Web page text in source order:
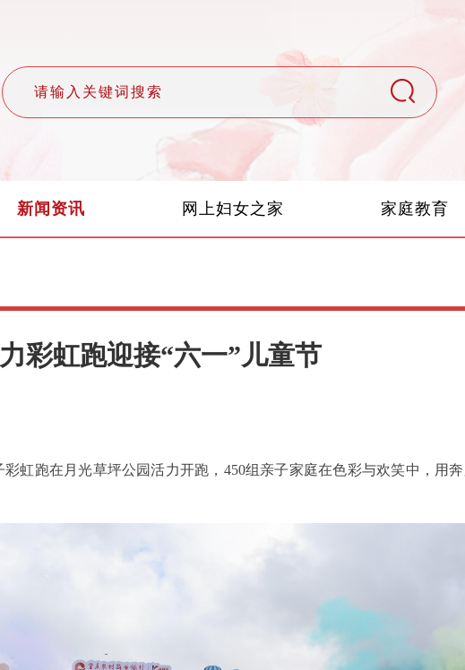
新闻资讯 网上妇女之家 家庭教育
彩虹跑迎接“六一”儿童节
虹跑在月光草坪公园活力开跑，450组亲子家庭在色彩与欢笑中，用